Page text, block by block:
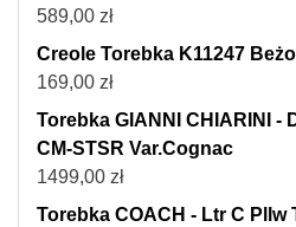
589,00 zł
Creole Torebka K11247
169,00 zł
Torebka GIANNI CHIARINI -
CM-STSR Var.Cognac
1499,00 zł
Torebka COACH - Ltr C Pllw